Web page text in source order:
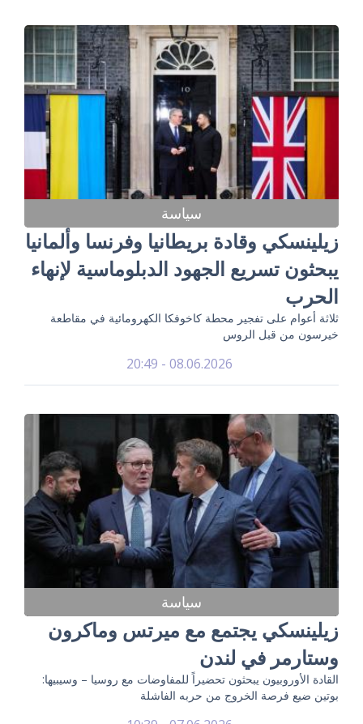
سياسة
زيلينسكي وقادة بريطانيا وفرنسا وألمانيا
يبحثون تسريع الجهود الدبلوماسية لإنهاء
الحرب
ثلاثة أعوام على تفجير محطة كاخوفكا الكهرومائية في مقاطعة
خيرسون من قبل الروس
08.06.2026 - 20:49
سياسة
زيلينسكي يجتمع مع ميرتس وماكرون
وستارمر في لندن
القادة الأوروبيون يبحثون تحضيراً للمفاوضات مع روسيا – وسيبيها:
بوتين ضيع فرصة الخروج من حربه الفاشلة